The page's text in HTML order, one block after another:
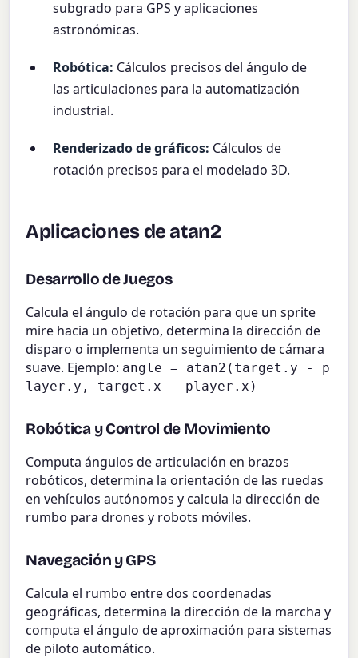
subgrado para GPS y aplicaciones
astronómicas.
Robótica: Cálculos precisos del ángulo de
las articulaciones para la automatización
industrial.
Renderizado de gráficos: Cálculos de
rotación precisos para el modelado 3D.
Aplicaciones de atan2
Desarrollo de Juegos
Calcula el ángulo de rotación para que un sprite
mire hacia un objetivo, determina la dirección de
disparo o implementa un seguimiento de cámara
suave. Ejemplo: angle = atan2(target.y - p
layer.y, target.x - player.x)
Robótica y Control de Movimiento
Computa ángulos de articulación en brazos
robóticos, determina la orientación de las ruedas
en vehículos autónomos y calcula la dirección de
rumbo para drones y robots móviles.
Navegación y GPS
Calcula el rumbo entre dos coordenadas
geográficas, determina la dirección de la marcha y
computa el ángulo de aproximación para sistemas
de piloto automático.